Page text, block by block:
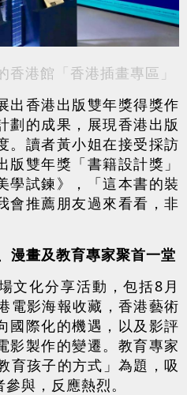
港館「香港插畫專區」
出香港出版雙年獎得獎作
劃的成果，展現香港出版
。讀者黃小姐在接受採訪
雙年獎「書籍設計獎」
試鍊》，「這本書的裝
會推薦朋友過來看看，非
漫畫及教育專家聚首一堂
文化分享活動，包括8月
電影海報收藏，香港藝術
國際化的機遇，以及影評
影製作的變遷。教育專家
育孩子的方式」為題，吸
與，反應熱烈。